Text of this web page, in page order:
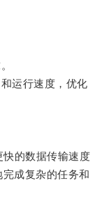
运行速度，优化
的数据传输速度
成复杂的任务和